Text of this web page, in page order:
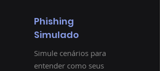
Phishing
Simulado
Simule cenários para
entender como seus